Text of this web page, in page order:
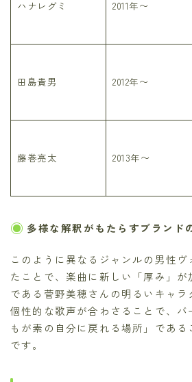
ハナレグミ 2011年〜
田島貴男 2012年〜
藤巻亮太 2013年〜
多様な解釈がもたらすブランド
このように異なるジャンルの男性
たことで、楽曲に新しい「厚み」
である菅野美穂さんの明るいキャラ
個性的な歌声が合わさることで、バ
もが素の自分に戻れる場所」である
です。